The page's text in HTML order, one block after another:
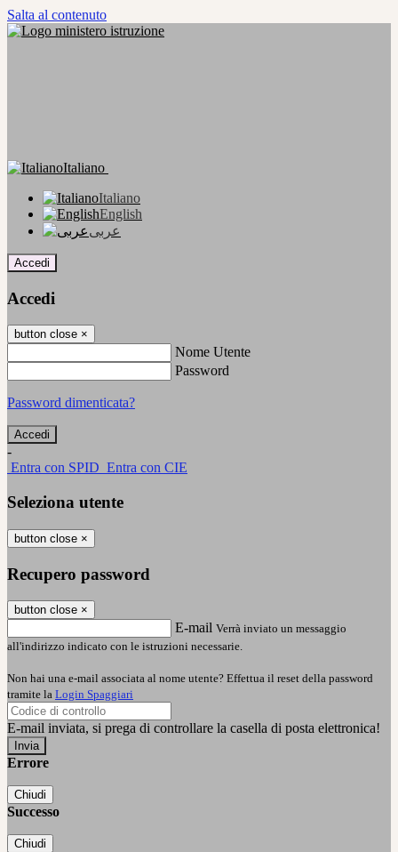
Salta al contenuto
Italiano
Italiano
English
عربى
Accedi
Accedi
button close ×
Nome Utente
Password
Password dimenticata?
-
Entra con SPID Entra con CIE
Seleziona utente
button close ×
Recupero password
button close ×
E-mail Verrà inviato un messaggio
all'indirizzo indicato con le istruzioni necessarie.
Non hai una e-mail associata al nome utente? Effettua il reset della password
tramite la Login Spaggiari
E-mail inviata, si prega di controllare la casella di posta elettronica!
Errore
Chiudi
Successo
Chiudi